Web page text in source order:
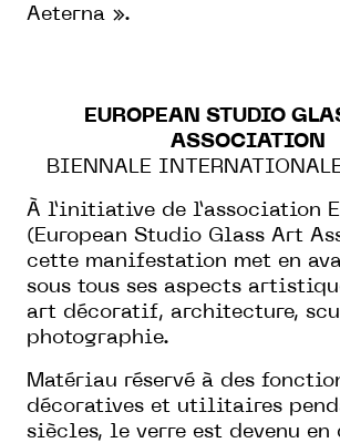
Aeterna ».
EUROPEAN STUDIO
ASSOCIATION
BIENNALE
À l’initiative de l’association
(European Studio Glass Art
cette manifestation met en
sous tous ses aspects
art décoratif, architecture,
photographie.
Matériau réservé à des
décoratives et utilitaires
siècles, le verre est devenu en